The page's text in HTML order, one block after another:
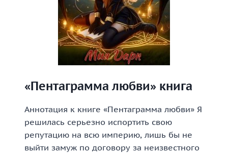
«Пентаграмма любви» книга
Аннотация к книге «Пентаграмма любви» Я
решилась серьезно испортить свою
репутацию на всю империю, лишь бы не
выйти замуж по договору за неизвестного